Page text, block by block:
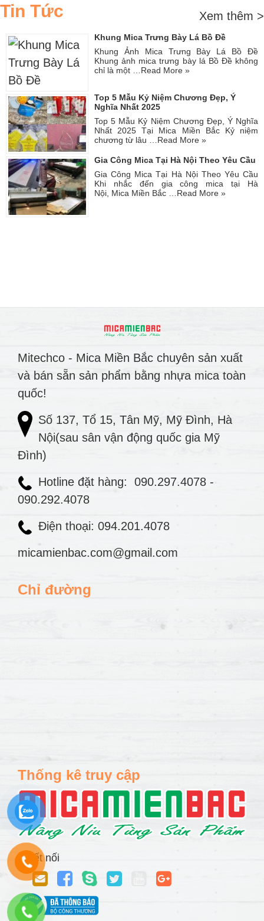
Tin Tức Xem thêm >
Khung Mica Trưng Bày Lá Bồ Đề
Khung Ảnh Mica Trưng Bày Lá Bồ Đề
Khung ảnh mica trưng bày lá Bồ Đề không
chỉ là một … Read More »
Top 5 Mẫu Kỷ Niệm Chương Đẹp, Ý
Nghĩa Nhất 2025
Top 5 Mẫu Kỷ Niệm Chương Đẹp, Ý Nghĩa
Nhất 2025 Tại Mica Miền Bắc Kỷ niệm
chương từ lâu … Read More »
Gia Công Mica Tại Hà Nội Theo Yêu Cầu
Gia Công Mica Tại Hà Nội Theo Yêu Cầu
Khi nhắc đến gia công mica tại Hà
Nội, Mica Miền Bắc …Read More »
Mitechco - Mica Miền Bắc chuyên sản xuất
và bán sẵn sản phẩm bằng nhựa mica toàn
quốc!
Số 137, Tổ 15, Tân Mỹ, Mỹ Đình, Hà
Nội(sau sân vận động quốc gia Mỹ
Đình)
Hotline đặt hàng: 090.297.4078 -
090.292.4078
Điện thoại: 094.201.4078
micamienbac.com@gmail.com
Chỉ đường
Thống kê truy cập
Kết nối